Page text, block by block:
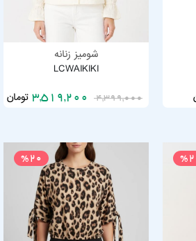
شومیز زنانه
LCWAIKIKI
4,399,000 تومان
%20